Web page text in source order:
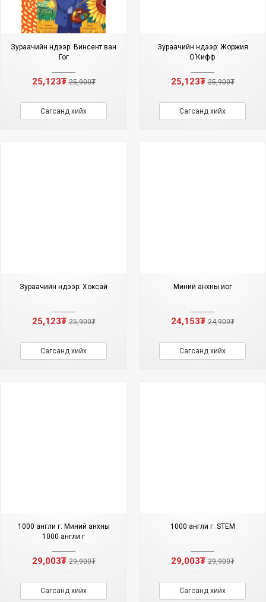
Зураачийн нүдээр: Винсент ван
Гог
25,123₮25,900₮
Сагсанд хийх
Зураачийн нүдээр: Жоржия
О’Кифф
25,123₮25,900₮
Сагсанд хийх
Зураачийн нүдээр: Хокүсай
25,123₮25,900₮
Сагсанд хийх
Миний анхны иог
24,153₮24,900₮
Сагсанд хийх
1000 англи үг: Миний анхны
1000 англи үг
29,003₮29,900₮
Сагсанд хийх
1000 англи үг: STEM
29,003₮29,900₮
Сагсанд хийх